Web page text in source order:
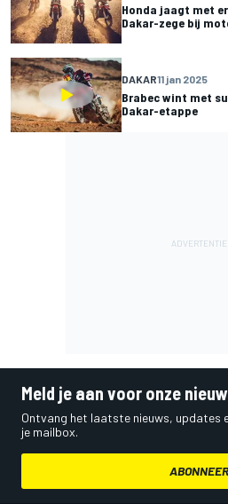
Honda jaagt met
Dakar-zege bij
DAKAR11 jan 2025
Brabec wint met
Dakar-etappe
Meld je aan voor onze
Ontvang het laatste nieuws, updates
je mailbox.
ABONNEER